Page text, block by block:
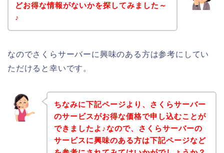
どお得な情報がないかを探してみました～
♪
なのでさくらサーバーに興味のある方は参考にしてい
ただけると幸いです。
ちなみに下記ページより、さくらサーバー
のサービスがお得な価格で申し込むことが
できましたよ♪なので、さくらサーバーの
サービスに興味のある方は下記ページなど